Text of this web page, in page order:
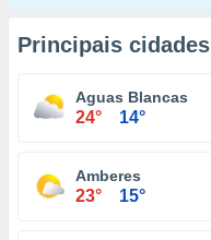
Principais cidades
Aguas Blancas
24° 14°
Amberes
23° 15°